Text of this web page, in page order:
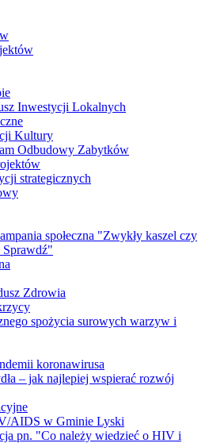
Inwestycji Lokalnych
Kultury
Odbudowy Zabytków
strategicznych
społeczna "Zwykły kaszel czy
Zdrowia
spożycia surowych warzyw i
koronawirusa
– jak najlepiej wspierać rozwój
AIDS w Gminie Lyski
pn. "Co należy wiedzieć o HIV i